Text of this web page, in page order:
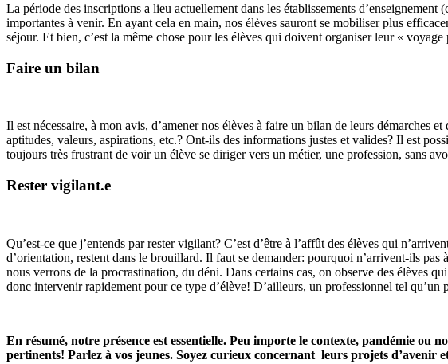
La période des inscriptions a lieu actuellement dans les établissements
importantes à venir. En ayant cela en main, nos élèves sauront se mobiliser plus
séjour. Et bien, c’est la même chose pour les élèves qui doivent organiser leur « voyage
Faire un bilan
Il est nécessaire, à mon avis, d’amener nos élèves à faire un bilan de leurs démarches
aptitudes, valeurs, aspirations, etc.? Ont-ils des informations justes et valides? Il est
toujours très frustrant de voir un élève se diriger vers un métier, une profession, sans
Rester vigilant.e
Qu’est-ce que j’entends par rester vigilant? C’est d’être à l’affût des élèves qui
d’orientation, restent dans le brouillard. Il faut se demander: pourquoi n’arrivent-ils
nous verrons de la procrastination, du déni. Dans certains cas, on observe des élèves
donc intervenir rapidement pour ce type d’élève! D’ailleurs, un professionnel tel
En résumé, notre présence est essentielle. Peu importe le contexte, pandémie ou
pertinents! Parlez à vos jeunes. Soyez curieux concernant leurs projets